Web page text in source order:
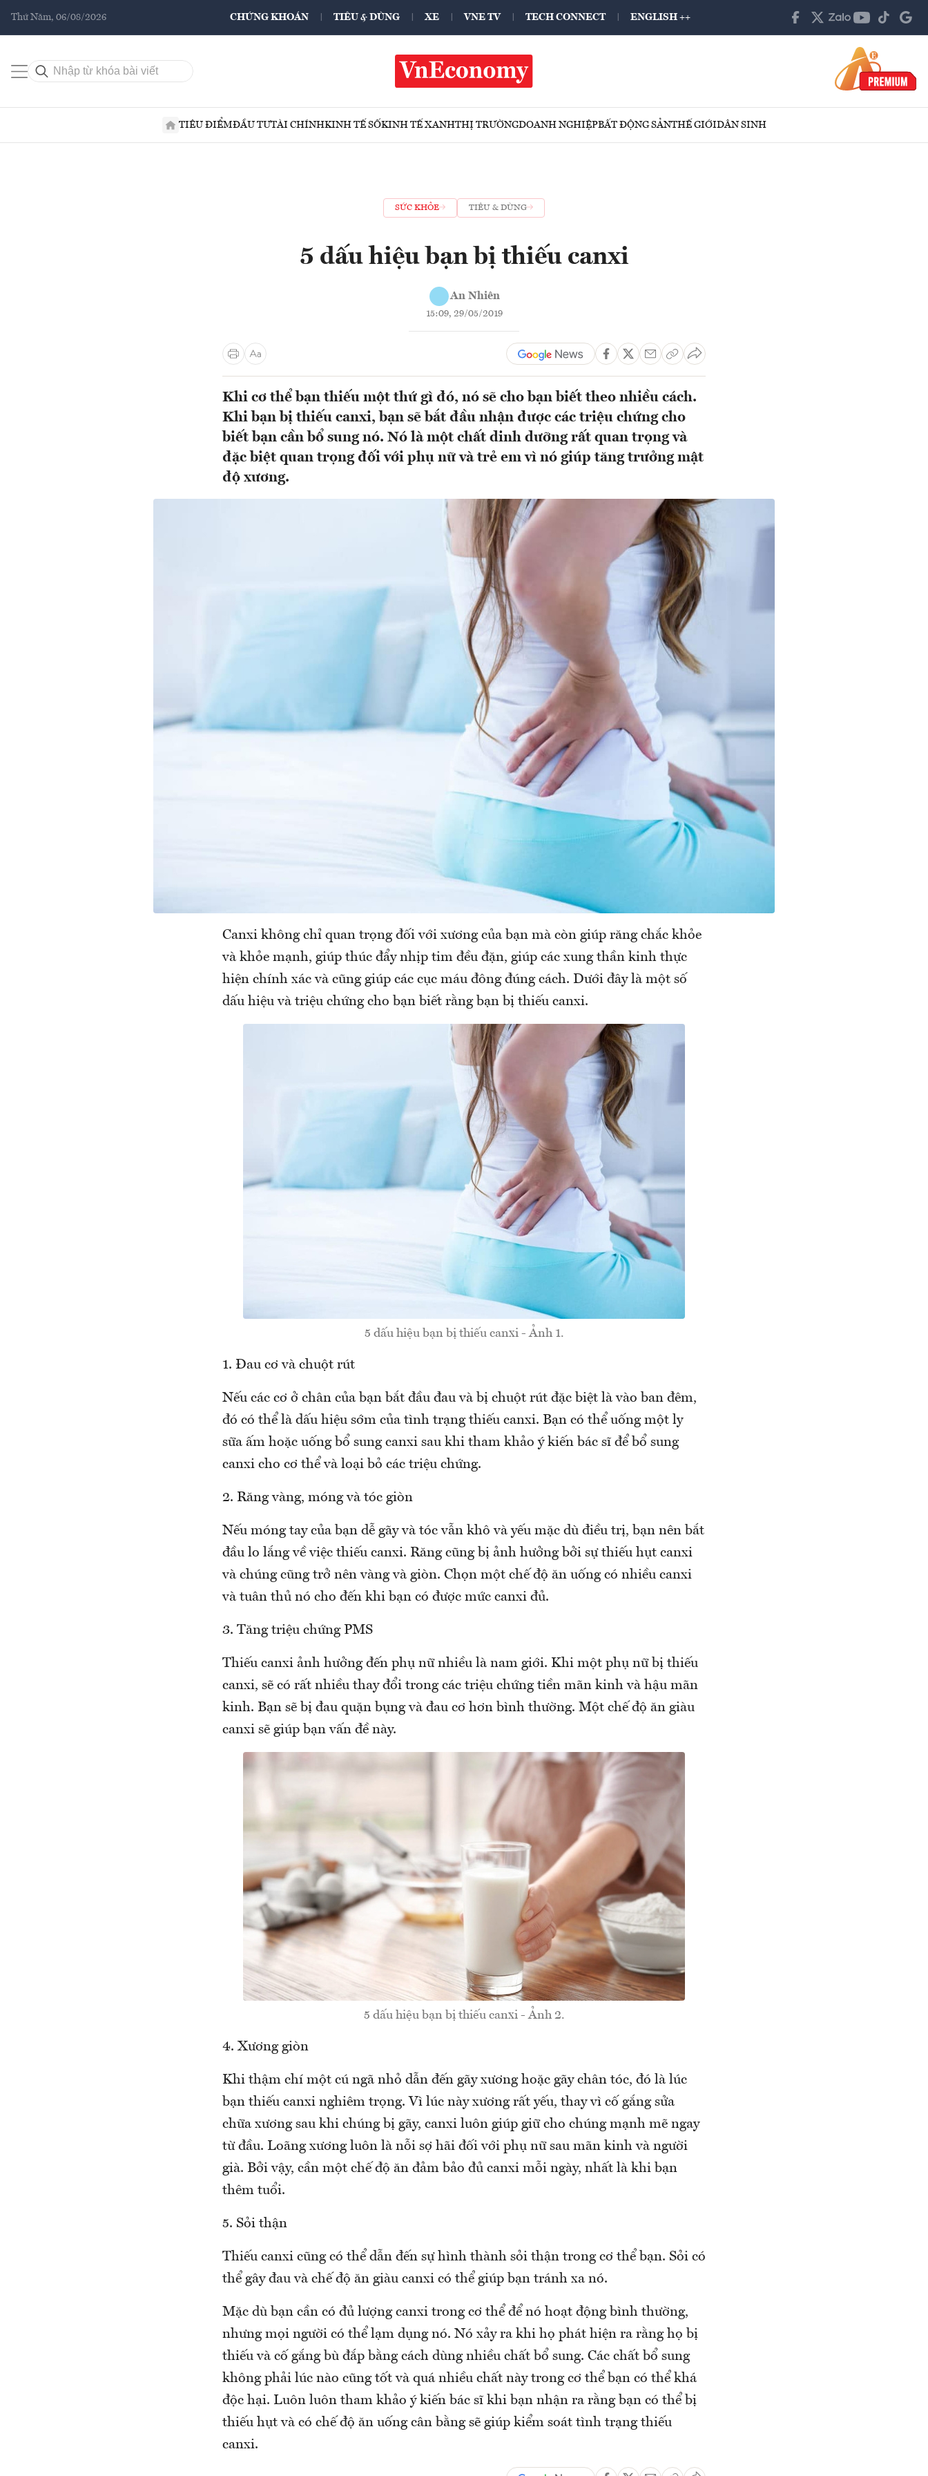
Thứ Năm, 06/08/2026 CHỨNG KHOÁN TIÊU & DÙNG XE VNE TV TECH CONNECT ENGLISH ++
TIÊU ĐIỂMĐẦU TƯTÀI CHÍNHKINH TẾ SỐKINH TẾ XANHTHỊ TRƯỜNGDOANH NGHIỆPBẤT ĐỘNG SẢNTHẾ GIỚIDÂN SINH
SỨC KHỎE TIÊU & DÙNG
5 dấu hiệu bạn bị thiếu canxi
An Nhiên
15:09, 29/05/2019
Khi cơ thể bạn thiếu một thứ gì đó, nó sẽ cho bạn biết theo nhiều cách.
Khi bạn bị thiếu canxi, bạn sẽ bắt đầu nhận được các triệu chứng cho
biết bạn cần bổ sung nó. Nó là một chất dinh dưỡng rất quan trọng và
đặc biệt quan trọng đối với phụ nữ và trẻ em vì nó giúp tăng trưởng mật
độ xương.
Canxi không chỉ quan trọng đối với xương của bạn mà còn giúp răng chắc khỏe
và khỏe mạnh, giúp thúc đẩy nhịp tim đều đặn, giúp các xung thần kinh thực
hiện chính xác và cũng giúp các cục máu đông đúng cách. Dưới đây là một số
dấu hiệu và triệu chứng cho bạn biết rằng bạn bị thiếu canxi.
5 dấu hiệu bạn bị thiếu canxi - Ảnh 1.
1. Đau cơ và chuột rút
Nếu các cơ ở chân của bạn bắt đầu đau và bị chuột rút đặc biệt là vào ban đêm,
đó có thể là dấu hiệu sớm của tình trạng thiếu canxi. Bạn có thể uống một ly
sữa ấm hoặc uống bổ sung canxi sau khi tham khảo ý kiến ​​bác sĩ để bổ sung
canxi cho cơ thể và loại bỏ các triệu chứng.
2. Răng vàng, móng và tóc giòn
Nếu móng tay của bạn dễ gãy và tóc vẫn khô và yếu mặc dù điều trị, bạn nên bắt
đầu lo lắng về việc thiếu canxi. Răng cũng bị ảnh hưởng bởi sự thiếu hụt canxi
và chúng cũng trở nên vàng và giòn. Chọn một chế độ ăn uống có nhiều canxi
và tuân thủ nó cho đến khi bạn có được mức canxi đủ.
3. Tăng triệu chứng PMS
Thiếu canxi ảnh hưởng đến phụ nữ nhiều là nam giới. Khi một phụ nữ bị thiếu
canxi, sẽ có rất nhiều thay đổi trong các triệu chứng tiền mãn kinh và hậu mãn
kinh. Bạn sẽ bị đau quặn bụng và đau cơ hơn bình thường. Một chế độ ăn giàu
canxi sẽ giúp bạn vấn đề này.
5 dấu hiệu bạn bị thiếu canxi - Ảnh 2.
4. Xương giòn
Khi thậm chí một cú ngã nhỏ dẫn đến gãy xương hoặc gãy chân tóc, đó là lúc
bạn thiếu canxi nghiêm trọng. Vì lúc này xương rất yếu, thay vì cố gắng sửa
chữa xương sau khi chúng bị gãy, canxi luôn giúp giữ cho chúng mạnh mẽ ngay
từ đầu. Loãng xương luôn là nỗi sợ hãi đối với phụ nữ sau mãn kinh và người
già. Bởi vậy, cần một chế độ ăn đảm bảo đủ canxi mỗi ngày, nhất là khi bạn
thêm tuổi.
5. Sỏi thận
Thiếu canxi cũng có thể dẫn đến sự hình thành sỏi thận trong cơ thể bạn. Sỏi có
thể gây đau và chế độ ăn giàu canxi có thể giúp bạn tránh xa nó.
Mặc dù bạn cần có đủ lượng canxi trong cơ thể để nó hoạt động bình thường,
nhưng mọi người có thể lạm dụng nó. Nó xảy ra khi họ phát hiện ra rằng họ bị
thiếu và cố gắng bù đắp bằng cách dùng nhiều chất bổ sung. Các chất bổ sung
không phải lúc nào cũng tốt và quá nhiều chất này trong cơ thể bạn có thể khá
độc hại. Luôn luôn tham khảo ý kiến ​​bác sĩ khi bạn nhận ra rằng bạn có thể bị
thiếu hụt và có chế độ ăn uống cân bằng sẽ giúp kiểm soát tình trạng thiếu
canxi.